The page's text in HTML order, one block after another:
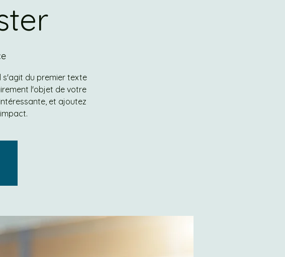
s'agit du premier texte
l'objet de votre
et ajoutez